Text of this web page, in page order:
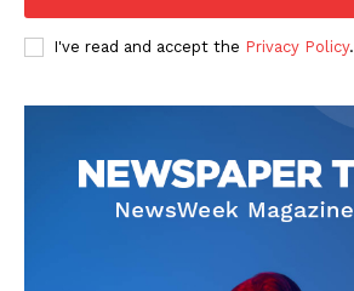
I've read and accept the Privacy Policy.